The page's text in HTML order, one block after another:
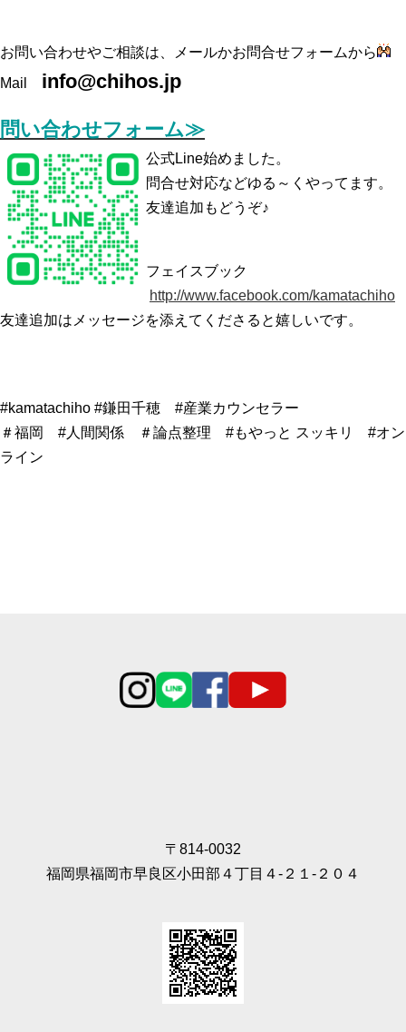
お問い合わせやご相談は、メールかお問合せフォームから
Mail info@chihos.jp
問い合わせフォーム≫
公式Line始めました。
問合せ対応などゆる～くやってます。
友達追加もどうぞ♪
フェイスブック
http://www.facebook.com/kamatachiho
友達追加はメッセージを添えてくださると嬉しいです。
#kamatachiho #鎌田千穂 #産業カウンセラー
＃福岡 #人間関係 ＃論点整理 #もやっと スッキリ #オン
ライン
〒814-0032
福岡県福岡市早良区小田部４丁目４‐２１‐２０４